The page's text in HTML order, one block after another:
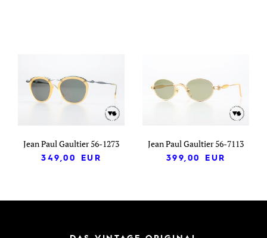
Jean Paul Gaultier 56-1273
349,00
EUR
Jean Paul Gaultier 56-7113
399,00
EUR